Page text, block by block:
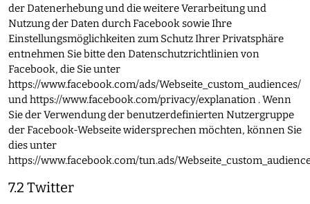
der Datenerhebung und die weitere Verarbeitung und
Nutzung der Daten durch Facebook sowie Ihre
Einstellungsmöglichkeiten zum Schutz Ihrer Privatsphäre
entnehmen Sie bitte den Datenschutzrichtlinien von
Facebook, die Sie unter
https://www.facebook.com/ads/Webseite_custom_audiences/
undhttps://www.facebook.com/privacy/explanation. Wenn
Sie der Verwendung der benutzerdefinierten Nutzergruppe
der Facebook-Webseite widersprechen möchten, können Sie
dies unter
https://www.facebook.com/tun.ads/
7.2 Twitter